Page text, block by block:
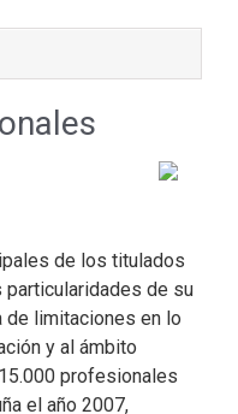
de los titulados
particularidades de su
limitaciones en lo
y al ámbito
profesionales
el año 2007,